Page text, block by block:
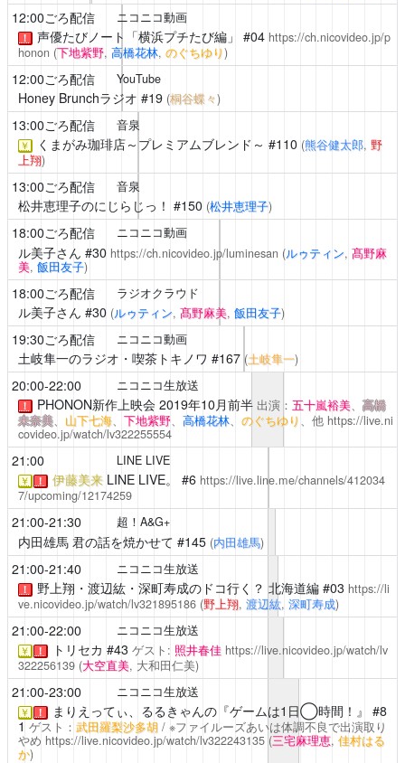
12:00ごろ配信 ニコニコ動画
！ 声優たびノート「横浜プチたび編」 #04 https://ch.nicovideo.jp/p
honon (下地紫野, 高橋花林, のぐちゆり)
12:00ごろ配信 YouTube
Honey Brunchラジオ #19 (桐谷蝶々)
13:00ごろ配信 音泉
￥ くまがみ珈琲店～プレミアムブレンド～ #110 (熊谷健太郎, 野
上翔)
13:00ごろ配信 音泉
松井恵理子のにじらじっ！ #150 (松井恵理子)
18:00ごろ配信 ニコニコ動画
ル美子さん #30 https://ch.nicovideo.jp/luminesan (ルゥティン, 髙野麻
美, 飯田友子)
18:00ごろ配信 ラジオクラウド
ル美子さん #30 (ルゥティン, 髙野麻美, 飯田友子)
19:30ごろ配信 ニコニコ動画
土岐隼一のラジオ・喫茶トキノワ #167 (土岐隼一)
20:00-22:00 ニコニコ生放送
！ PHONON新作上映会2019年10月前半 出演： 五十嵐裕美、高橋
未奈美、 山下七海、 下地紫野、 高橋花林、 のぐちゆり 、他 https://live.ni
covideo.jp/watch/lv322255554
21:00 LINE LIVE
￥ ！ 伊藤美来LINE LIVE。 #6 https://live.line.me/channels/412034
7/upcoming/12174259
21:00-21:30 超！A&G+
内田雄馬 君の話を焼かせて #145 (内田雄馬)
21:00-21:40 ニコニコ生放送
！ 野上翔・渡辺紘・深町寿成のドコ行く？ 北海道編 #03 https://li
ve.nicovideo.jp/watch/lv321895186 (野上翔, 渡辺紘, 深町寿成)
21:00-22:00 ニコニコ生放送
￥ ！ トリセカ #43 ゲスト: 照井春佳 https://live.nicovideo.jp/watch/lv
322256139 (大空直美, 大和田仁美)
21:00-23:00 ニコニコ生放送
￥ ！ まりえってぃ、るるきゃんの『ゲームは1日◯時間！』 #8
1ゲスト： 武田羅梨沙多胡/ ※ファイルーズあいは体調不良で出演取り
やめ https://live.nicovideo.jp/watch/lv322243135 (三宅麻理恵, 佳村はる
か)